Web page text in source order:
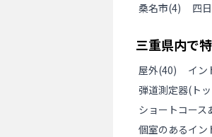
桑名市(4) 四
三重県内で
屋外(40) イン
弾道測定器(ト
ショートコース
個室のあるイン